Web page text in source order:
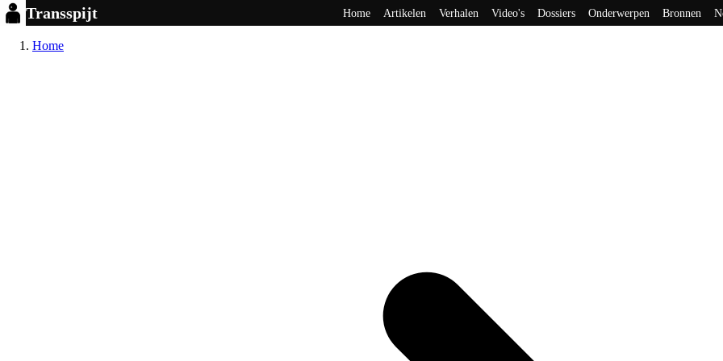
Transspijt Home Artikelen Verhalen Video's Dossiers Onderwerpen Bronnen
Home